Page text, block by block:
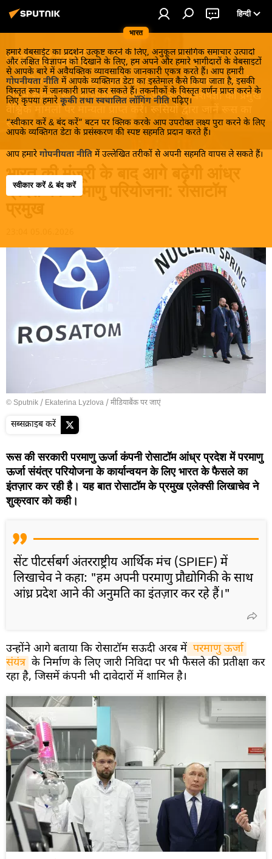
भारत
हिन्दी
हमारे वेबसाईट का प्रदर्शन उत्कृष्ट करने के लिए, अनुकूल प्रासंगिक समाचार उत्पादों
और लक्षित विज्ञापन को दिखाने के लिए, हम अपने और हमारे भागीदारों के वेबसाइटों
से आपके बारे में अवैयक्तिक व्यावसायिक जानकारी एकत्र करते हैं। आप हमारी
गोपनीयता नीति में आपके व्यक्तिगत डेटा का इस्तेमाल कैसे किया जाता है, इसकी
विस्तृत रूप में जानकारी प्राप्त कर सकते हैं। तकनीकों के विस्तृत वर्णन प्राप्त करने के
लिए कृपया हमारे कूकी तथा स्वचालित लॉगिंग नीति पढ़िए।
“स्वीकार करें & बंद करें” बटन पर क्लिक करके आप उपरोक्त लक्ष्य पुरा करने के लिए
आपके व्यक्तिगत डेटा के प्रसंस्करण की स्पष्ट सहमति प्रदान करते हैं।
आप हमारे गोपनीयता नीति में उल्लेखित तरीकों से अपनी सहमति वापस ले सकते हैं।
स्वीकार करें & बंद करें
रूस की खबरें
रूस की गरमा-गरम खबरें जानें! सबसे रोचक आंतरिक मामलों के
बारे में सूचना, रूस से स्पेशल स्टोरीस और रूसी विशेषज्ञों की प्रमुख
वैश्विक मामलों पर मान्यता प्राप्त करें। रूसियों द्वारा जानें रूस का
सच!
भारत की मंजूरी के बाद आगे बढ़ेगी आंध्र
प्रदेश की परमाणु परियोजना: रोसाटॉम
© Sputnik / Ekaterina Lyzlova /मीडियाबैंक पर जाएं
सब्सक्राइब करें
रूस की सरकारी परमाणु ऊर्जा कंपनी रोसाटॉम आंध्र प्रदेश में परमाणु
ऊर्जा संयंत्र परियोजना के कार्यान्वयन के लिए भारत के फैसले का
इंतज़ार कर रही है। यह बात रोसाटॉम के प्रमुख एलेक्सी लिखाचेव ने
शुक्रवार को कही।
सेंट पीटर्सबर्ग अंतरराष्ट्रीय आर्थिक मंच (SPIEF) में
लिखाचेव ने कहा: "हम अपनी परमाणु प्रौद्योगिकी के साथ
आंध्र प्रदेश आने की अनुमति का इंतज़ार कर रहे हैं।"
उन्होंने आगे बताया कि रोसाटॉम सऊदी अरब में परमाणु ऊर्जा
संयंत्र के निर्माण के लिए जारी निविदा पर भी फैसले की प्रतीक्षा कर
रहा है, जिसमें कंपनी भी दावेदारों में शामिल है।